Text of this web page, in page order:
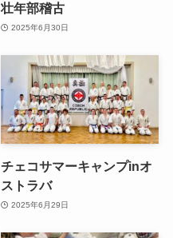
壮年部稽古
2025年6月30日
チェコサマーキャンプinオ
ストラバ
2025年6月29日